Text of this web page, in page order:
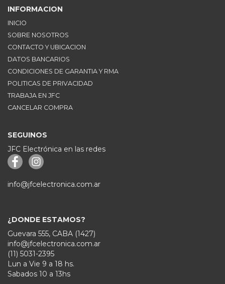
INFORMACION
INICIO
SOBRE NOSOTROS
CONTACTO Y UBICACION
DATOS BANCARIOS
CONDICIONES DE GARANTIA Y RMA
POLITICAS DE PRIVACIDAD
TRABAJA EN JFC
CANCELAR COMPRA
SEGUINOS
JFC Electrónica en las redes
info@jfcelectronica.com.ar
¿DONDE ESTAMOS?
Guevara 555, CABA (1427)
info@jfcelectronica.com.ar
(11) 5031-2395
Lun a Vie 9 a 18 hs.
Sabados 10 a 13hs